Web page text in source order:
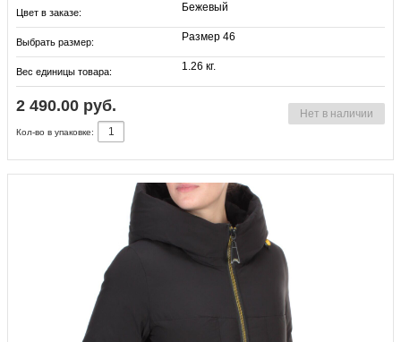
Цвет в заказе: Бежевый
Выбрать размер: Размер 46
Вес единицы товара: 1.26 кг.
2 490.00 руб. Нет в наличии
Кол-во в упаковке: